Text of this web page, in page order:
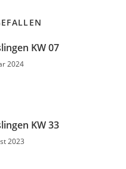
KW 07
2024
KW 33
2023